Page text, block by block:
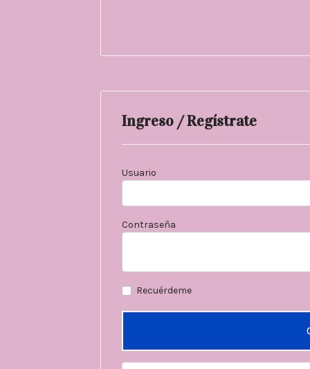
Ingreso / Regístrate
Usuario
Contraseña
Recuérdeme